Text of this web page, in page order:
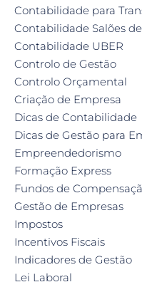
Contabilidade para
Contabilidade Salões
Contabilidade UBER
Controlo de Gestão
Controlo Orçamental
Criação de Empresa
Dicas de Contabilidade
Dicas de Gestão para
Empreendedorismo
Formação Express
Fundos de
Gestão de Empresas
Impostos
Incentivos Fiscais
Indicadores de Gestão
Lei Laboral